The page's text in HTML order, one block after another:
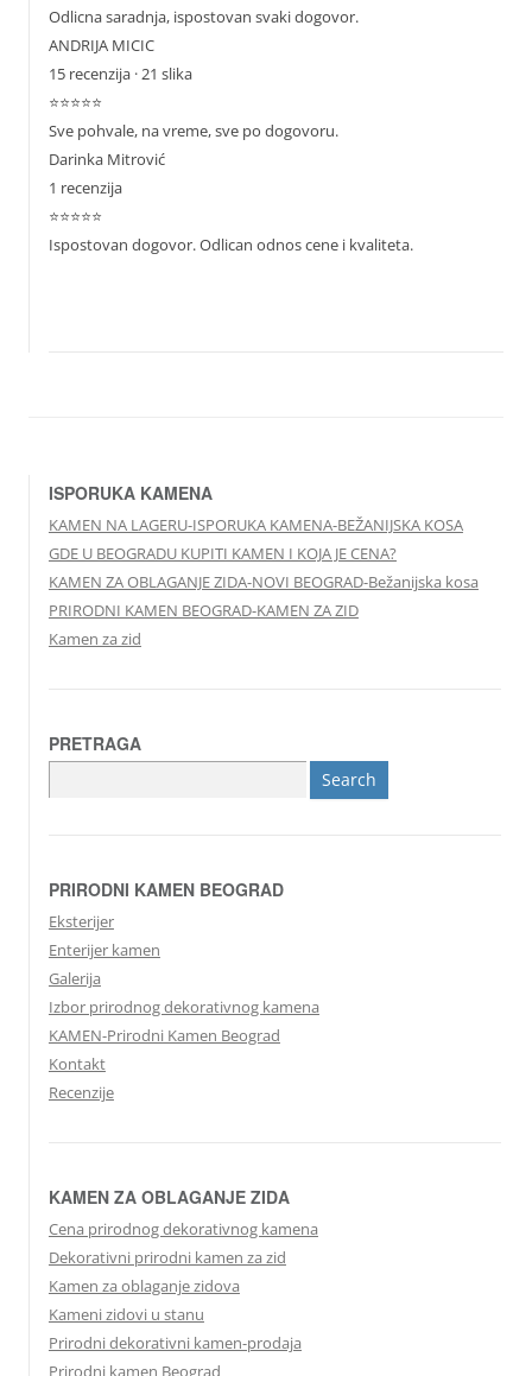
Odlicna saradnja, ispostovan svaki dogovor.
ANDRIJA MICIC
15 recenzija · 21 slika
⭐⭐⭐⭐⭐
Sve pohvale, na vreme, sve po dogovoru.
Darinka Mitrović
1 recenzija
⭐⭐⭐⭐⭐
Ispostovan dogovor. Odlican odnos cene i kvaliteta.
ISPORUKA KAMENA
KAMEN NA LAGERU-ISPORUKA KAMENA-BEŽANIJSKA KOSA
GDE U BEOGRADU KUPITI KAMEN I KOJA JE CENA?
KAMEN ZA OBLAGANJE ZIDA-NOVI BEOGRAD-Bežanijska kosa
PRIRODNI KAMEN BEOGRAD-KAMEN ZA ZID
Kamen za zid
PRETRAGA
for:
PRIRODNI KAMEN BEOGRAD
Eksterijer
Enterijer kamen
Galerija
Izbor prirodnog dekorativnog kamena
KAMEN-Prirodni Kamen Beograd
Kontakt
Recenzije
KAMEN ZA OBLAGANJE ZIDA
Cena prirodnog dekorativnog kamena
Dekorativni prirodni kamen za zid
Kamen za oblaganje zidova
Kameni zidovi u stanu
Prirodni dekorativni kamen-prodaja
Prirodni kamen Beograd